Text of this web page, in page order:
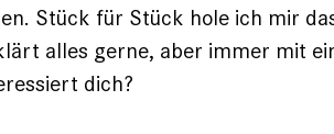
Stück für Stück hole ich mir
alles gerne, aber immer mit
dich?